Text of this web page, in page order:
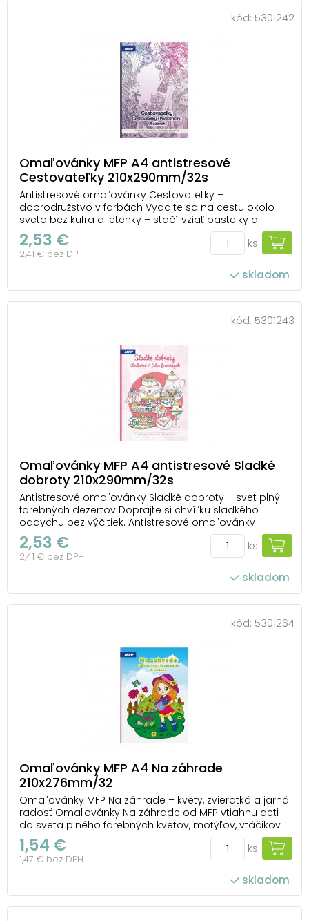
kód: 5301242
Omaľovánky MFP A4 antistresové
Cestovateľky 210x290mm/32s
Antistresové omaľovánky Cestovateľky –
dobrodružstvo v farbách Vydajte sa na cestu okolo
sveta bez kufra a letenky – stačí vziať pastelky a
otvoriť omaľovánky Cestovateľky od MFP. Čakajú na
vás ilustrácie inšpirované pamiatkami, exotickými
miestami a kúzlom objavovania. Každý obrázok je
2,53 €
2,41 € bez DPH
ks
skladom
kód: 5301243
Omaľovánky MFP A4 antistresové Sladké
dobroty 210x290mm/32s
Antistresové omaľovánky Sladké dobroty – svet plný
farebných dezertov Doprajte si chvíľku sladkého
oddychu bez výčitiek. Antistresové omaľovánky
Sladké dobroty od MFP vás zavedú do sveta tort,
zákuskov, cupcakeov a lahodných dezertov, ktoré
čakajú, až im dodáte farby. Každý obrázok pripomín...
2,53 €
2,41 € bez DPH
ks
skladom
kód: 5301264
Omaľovánky MFP A4 Na záhrade
210x276mm/32
Omaľovánky MFP Na záhrade – kvety, zvieratká a jarná
radosť Omaľovánky Na záhrade od MFP vtiahnu deti
do sveta plného farebných kvetov, motýľov, vtáčikov
a veselých zvieratiek. Na stránkach objavia známe
záhradné motívy, ktoré si môžu vyfarbiť tak, ako si
sami predstavujú – od rozkvitnutých zá...
1,54 €
1,47 € bez DPH
ks
skladom